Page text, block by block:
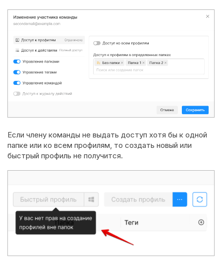
Если члену команды не выдать доступ хотя бы к одной
папке или ко всем профилям, то создать новый или
быстрый профиль не получится.